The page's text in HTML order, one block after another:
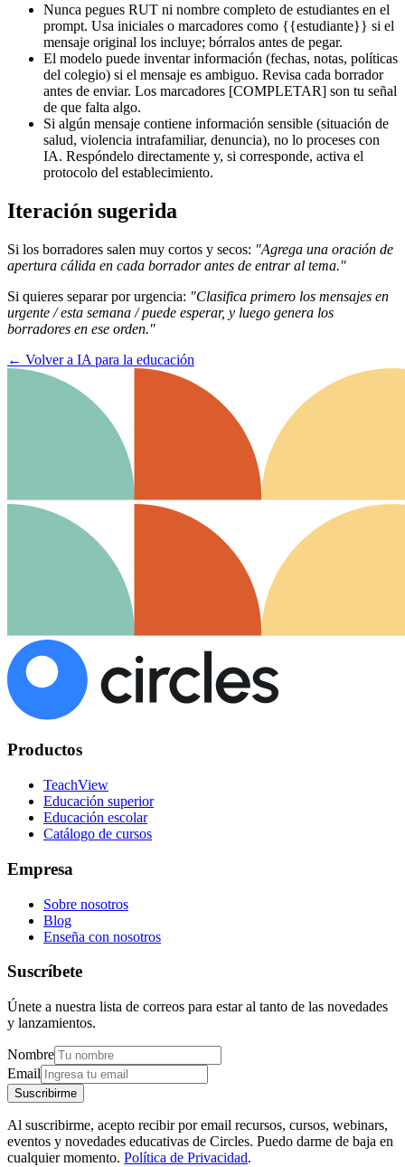
Nunca pegues RUT ni nombre completo de estudiantes en el
prompt. Usa iniciales o marcadores como {{estudiante}} si el
mensaje original los incluye; bórralos antes de pegar.
El modelo puede inventar información (fechas, notas, políticas
del colegio) si el mensaje es ambiguo. Revisa cada borrador
antes de enviar. Los marcadores [COMPLETAR] son tu señal
de que falta algo.
Si algún mensaje contiene información sensible (situación de
salud, violencia intrafamiliar, denuncia), no lo proceses con
IA. Respóndelo directamente y, si corresponde, activa el
protocolo del establecimiento.
Iteración sugerida
Si los borradores salen muy cortos y secos: "Agrega una oración de
apertura cálida en cada borrador antes de entrar al tema."
Si quieres separar por urgencia: "Clasifica primero los mensajes en
urgente / esta semana / puede esperar, y luego genera los
borradores en ese orden."
← Volver a IA para la educación
Productos
TeachView
Educación superior
Educación escolar
Catálogo de cursos
Empresa
Sobre nosotros
Blog
Enseña con nosotros
Suscríbete
Únete a nuestra lista de correos para estar al tanto de las novedades
y lanzamientos.
Nombre
Email
Suscribirme
Al suscribirme, acepto recibir por email recursos, cursos, webinars,
eventos y novedades educativas de Circles. Puedo darme de baja en
cualquier momento. Política de Privacidad.